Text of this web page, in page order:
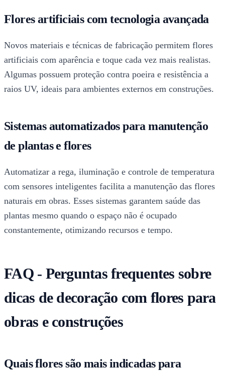
Flores artificiais com tecnologia avançada
Novos materiais e técnicas de fabricação permitem flores
artificiais com aparência e toque cada vez mais realistas.
Algumas possuem proteção contra poeira e resistência a
raios UV, ideais para ambientes externos em construções.
Sistemas automatizados para manutenção
de plantas e flores
Automatizar a rega, iluminação e controle de temperatura
com sensores inteligentes facilita a manutenção das flores
naturais em obras. Esses sistemas garantem saúde das
plantas mesmo quando o espaço não é ocupado
constantemente, otimizando recursos e tempo.
FAQ - Perguntas frequentes sobre
dicas de decoração com flores para
obras e construções
Quais flores são mais indicadas para